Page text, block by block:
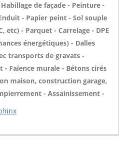
de façade - Peinture -
- Papier peint - Sol souple
etc) - Parquet - Carrelage - DPE
énergétiques) - Dalles
transports de gravats -
- Faïence murale - Bétons cirés
maison, construction garage,
- Assainissement -